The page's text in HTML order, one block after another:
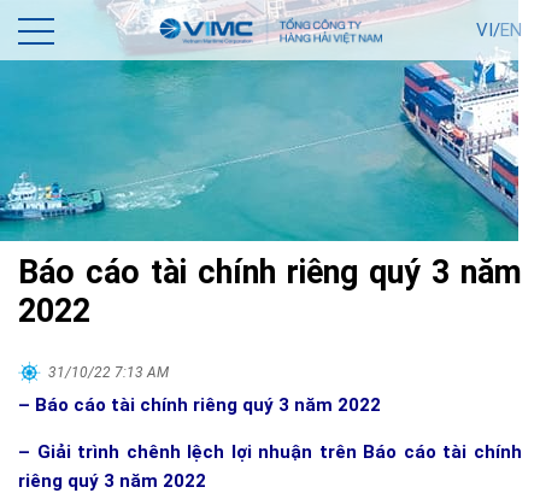
VI/EN
Báo cáo tài chính riêng quý 3 năm
2022
31/10/22 7:13 AM
– Báo cáo tài chính riêng quý 3 năm 2022
– Giải trình chênh lệch lợi nhuận trên Báo cáo tài chính
riêng quý 3 năm 2022